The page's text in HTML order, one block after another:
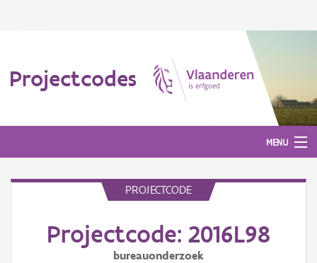
Projectcodes
MENU
PROJECTCODE
Projectcode: 2016L98
bureauonderzoek